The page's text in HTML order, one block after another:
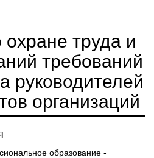
труда и
требований
руководителей
организаций
образование -